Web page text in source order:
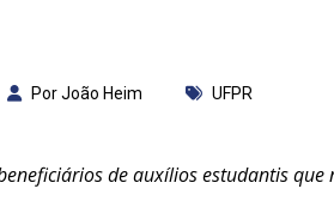
Por João Heim UFPR
de auxílios estudantis